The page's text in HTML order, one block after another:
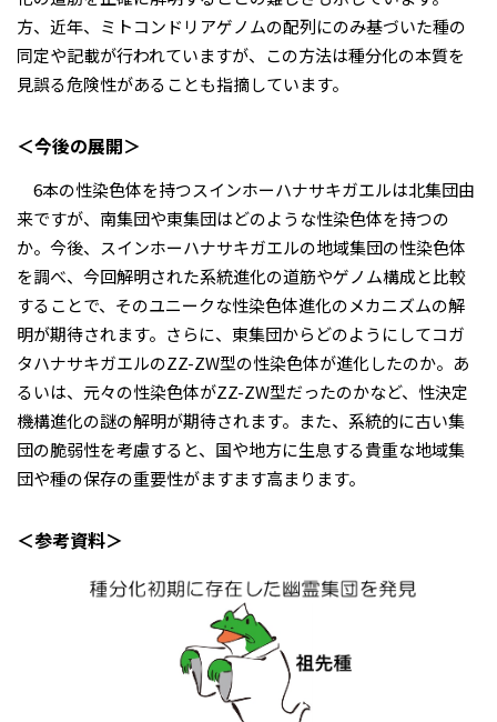
方、近年、ミトコンドリアゲノムの配列にのみ基づいた種の
同定や記載が行われていますが、この方法は種分化の本質を
見誤る危険性があることも指摘しています。
＜今後の展開＞
6本の性染色体を持つスインホーハナサキガエルは北集団由
来ですが、南集団や東集団はどのような性染色体を持つの
か。今後、スインホーハナサキガエルの地域集団の性染色体
を調べ、今回解明された系統進化の道筋やゲノム構成と比較
することで、そのユニークな性染色体進化のメカニズムの解
明が期待されます。さらに、東集団からどのようにしてコガ
タハナサキガエルのZZ-ZW型の性染色体が進化したのか。あ
るいは、元々の性染色体がZZ-ZW型だったのかなど、性決定
機構進化の謎の解明が期待されます。また、系統的に古い集
団の脆弱性を考慮すると、国や地方に生息する貴重な地域集
団や種の保存の重要性がますます高まります。
＜参考資料＞